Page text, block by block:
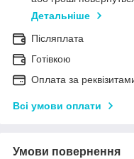
Детальніше
Післяплата
Готівкою
Оплата за
Всі умови оплати
Умови повернення